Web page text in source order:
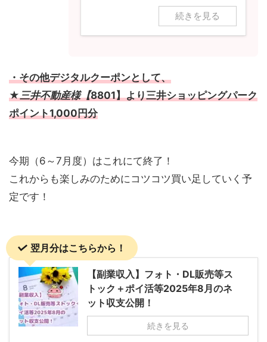
続きを見る
・その他デジタルクーポンとして、
★三井不動産様【8801】より三井ショッピングパーク
ポイント1,000円分
今期（6～7月度）はこれにて終了！
これからも楽しみのためにコツコツ買い足していく予
定です！
翌月分はこちらから！
【副業収入】フォト・DL販売等ス
トック＋ポイ活等2025年8月のネ
ット収支公開！
続きを見る